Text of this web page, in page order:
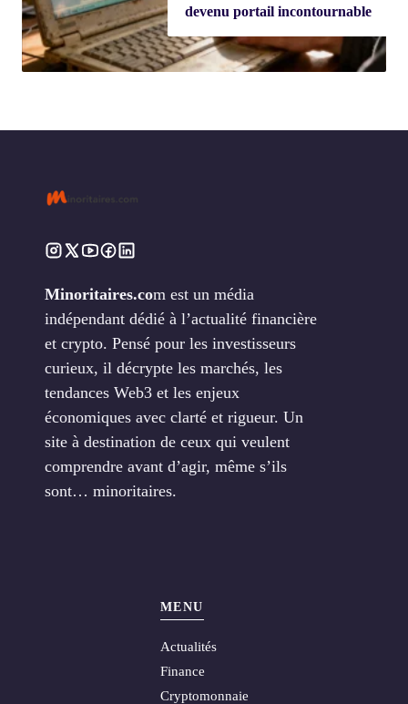
devenu portail incontournable
Minoritaires.com est un média
indépendant dédié à l’actualité financière
et crypto. Pensé pour les investisseurs
curieux, il décrypte les marchés, les
tendances Web3 et les enjeux
économiques avec clarté et rigueur. Un
site à destination de ceux qui veulent
comprendre avant d’agir, même s’ils
sont… minoritaires.
MENU
Actualités
Finance
Cryptomonnaie